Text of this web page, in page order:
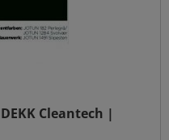
Cleantech |